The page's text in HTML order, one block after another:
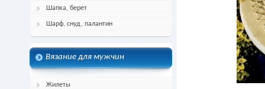
Шапка, берет
Шарф, снуд, палантин
Вязание для мужчин
Жилеты